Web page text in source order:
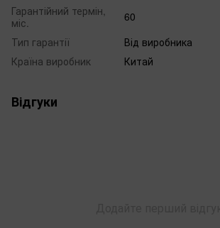
Гарантійний термін,
міс.
60
Тип гарантії
Від виробника
Країна виробник
Китай
Відгуки